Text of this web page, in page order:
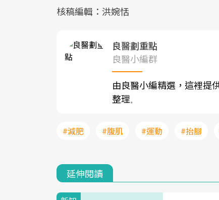
核稿編輯：洪婉恬
良醫劃重點
良醫小編群
由良醫小編精選，這裡提
整理 。
#減肥 #腹肌 #運動 #抬腳
延伸閱讀